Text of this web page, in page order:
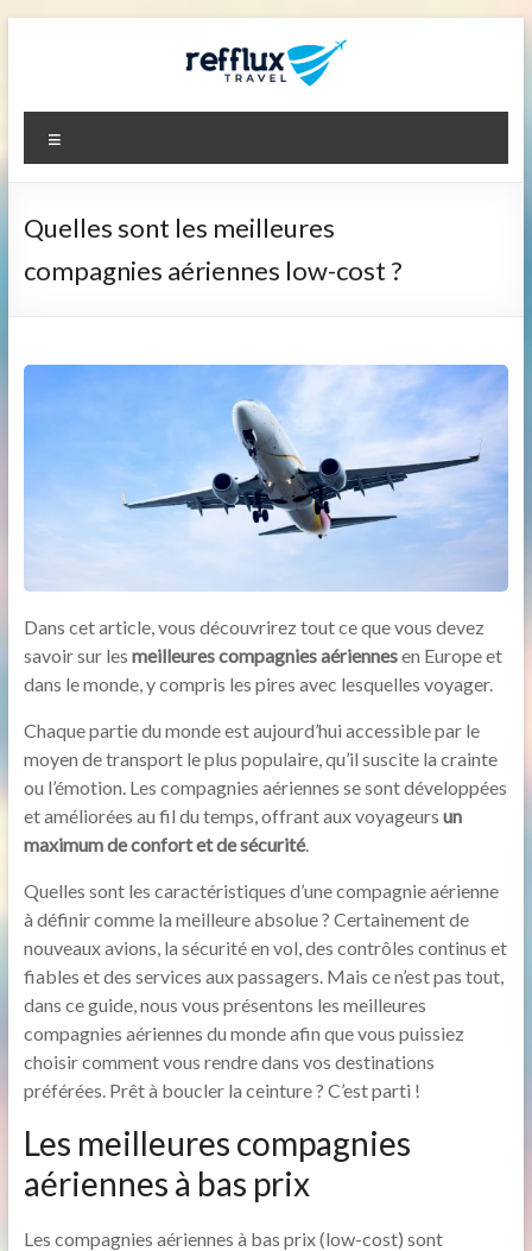
Refflux.net
Quelles sont les meilleures
compagnies aériennes low-cost ?
Dans cet article, vous découvrirez tout ce que vous devez
savoir sur les meilleures compagnies aériennesen Europe et
dans le monde, y compris les pires avec lesquelles voyager.
Chaque partie du monde est aujourd’hui accessible par le
moyen de transport le plus populaire, qu’il suscite la crainte
ou l’émotion. Les compagnies aériennes se sont développées
et améliorées au fil du temps, offrant aux voyageurs un
maximum de confort et de sécurité.
Quelles sont les caractéristiques d’une compagnie aérienne
à définir comme la meilleure absolue ? Certainement de
nouveaux avions, la sécurité en vol, des contrôles continus et
fiables et des services aux passagers. Mais ce n’est pas tout,
dans ce guide, nous vous présentons les meilleures
compagnies aériennes du monde afin que vous puissiez
choisir comment vous rendre dans vos destinations
préférées. Prêt à boucler la ceinture ? C’est parti !
Les meilleures compagnies
aériennes à bas prix
Les compagnies aériennes à bas prix (low-cost) sont